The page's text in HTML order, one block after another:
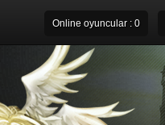
Online oyuncular : 0